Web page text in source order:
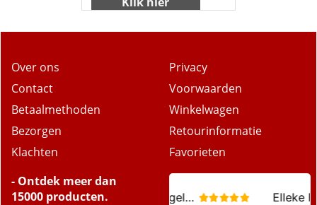
Over ons
Contact
Betaalmethoden
Bezorgen
Klachten
Privacy
Voorwaarden
Winkelwagen
Retourinformatie
Favorieten
- Ontdek meer dan
15000 producten.